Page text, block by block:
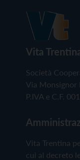
Vita
Società
Via Monsignor
P.IVA e C.F.
Vita Trentina
cui al decreto